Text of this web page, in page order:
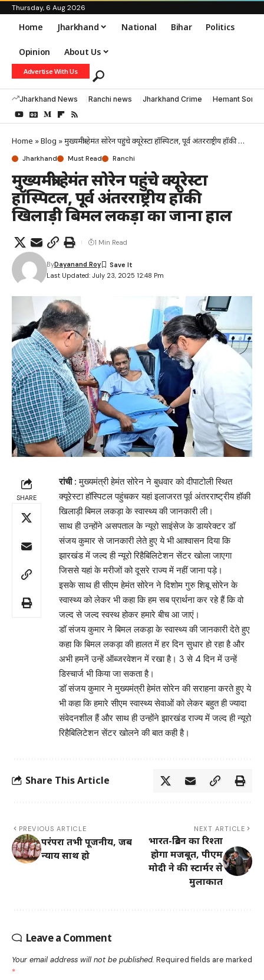
Thursday, 6 Aug 2026
Home Jharkhand National Bihar Politics
Opinion About Us
Advertise With Us
Jharkhand News Ranchi news Jharkhand Crime Hemant Soren
Home »Blog »मुख्यमंत्री हेमंत सोरेन पहुंचे क्यूरेस्टा हॉस्पिटल, पूर्व अंतरराष्ट्रीय हॉकी खिलाड़ी बिमल लकड़ा का जाना हाल
Jharkhand Must Read Ranchi
मुख्यमंत्री हेमंत सोरेन पहुंचे क्यूरेस्टा
हॉस्पिटल, पूर्व अंतरराष्ट्रीय हॉकी
खिलाड़ी बिमल लकड़ा का जाना हाल
Last Updated: July 23, 2025 12:48 Pm
ByDayanand Roy
1 Min Read
SHARE
रांची :मुख्यमंत्री हेमंत सोरेन ने बुधवार को दीपाटोली स्थित
क्यूरेस्टा हॉस्पिटल पहुंचकर यहां इलाजरत पूर्व अंतरराष्ट्रीय हॉकी
खिलाड़ी बिमल लकड़ा के स्वास्थ्य की जानकारी ली।
साथ ही उन्होंने असपताल के न्यूरो साइंसेज के डायरेक्टर डॉ
संजय कुमार से जानकारी लेते हुए ये भी आश्वासन दिया कि
झारखंड में जल्द ही न्यूरो रिहैबिलिटेशन सेंटर खोला जाएगा
जिससे यहां के मरीजों को दूसरे राज्य में नहीं जाना पड़े।
इसके साथ ही सीएम हेमंत सोरेन ने दिशोम गुरु शिबू सोरेन के
स्वास्थ्य को लेकर भी कहा कि हम सब प्रार्थना कर रहे हैं कि वो
जल्द से जल्द स्वस्थ होकर हमारे बीच आ जाएं।
डॉ संजय कुमार ने बिमल लकड़ा के स्वास्थ्य की जानकारी देते हुए
कहा कि बिमल लकड़ा की हालत में हर दिन सुधार हो रहा है और
अभी हमनें उन्हें ऑब्जरवेशन में रखा है। 3 से 4 दिन में उन्हें
डिस्चार्ज भी किया जा सकता है।
डॉ संजय कुमार ने मुख्यमंत्री हेमंत सोरेन की सराहना करते हुए ये
भी कहा कि हमारे सीएम स्वास्थ्य सेवाओं को लेकर बहुत ही ज्यादा
संवेदनशील हैं और साथ ही उन्होंने झारखंड राज्य में जल्द ही न्यूरो
रिहैबिलिटेशन सेंटर खोलने की बात कही है।
Share This Article
PREVIOUS ARTICLE
परंपरा तभी पूजनीय, जब
न्याय साथ हो
NEXT ARTICLE
भारत-ब्रिटेन का रिश्ता
होगा मजबूत, पीएम
मोदी ने की स्टार्मर से
मुलाकात
Leave a Comment
Your email address will not be published. Required fields are marked
*